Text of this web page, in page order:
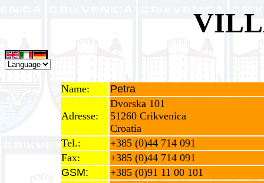
Name: Petra
Adresse:
Dvorska 101
51260 Crikvenica
Croatia
Tel.:
+385 (0)44 714 091
Fax:
+385 (0)44 714 091
GSM:
+385 (0)91 11 00 101